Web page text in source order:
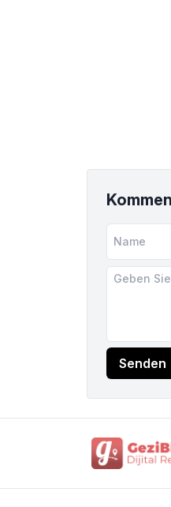
Senden